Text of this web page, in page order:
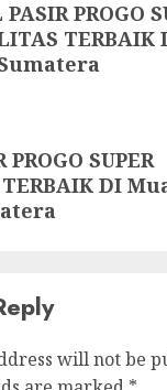
PASIR PROGO
TERBAIK
PROGO SUPER
DI
will not be